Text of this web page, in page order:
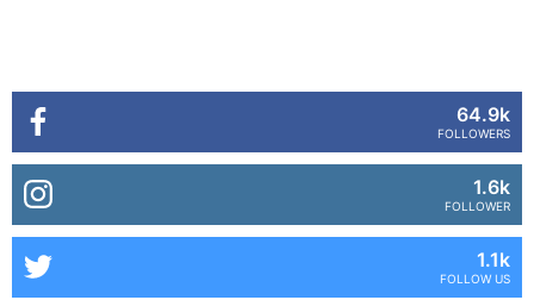
64.9k
FOLLOWERS
1.6k
FOLLOWER
1.1k
FOLLOW US